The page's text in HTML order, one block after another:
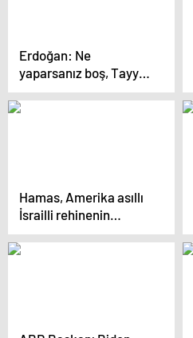
Erdoğan: Ne
yaparsanız boş, Tayyip
Erdoğan’ın kalbine
zincir vuramazsınız
Hamas, Amerika asıllı
İsrailli rehinenin
yaşadığını gösteren bir
video yayımladı